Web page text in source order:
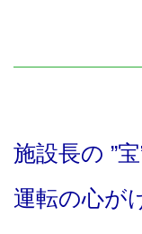
施設長の ”
運転の心が